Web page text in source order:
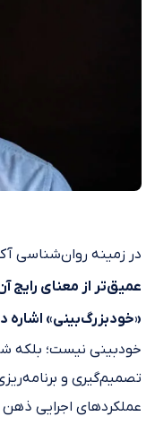
در زمینه روان‌شناسی
عمیق‌تر از معنای رایج
«خودبزرگ‌بینی» اشاره
خودبینی نیست؛ بلکه
تصمیم‌گیری و
عملکردهای اجرایی ذهن